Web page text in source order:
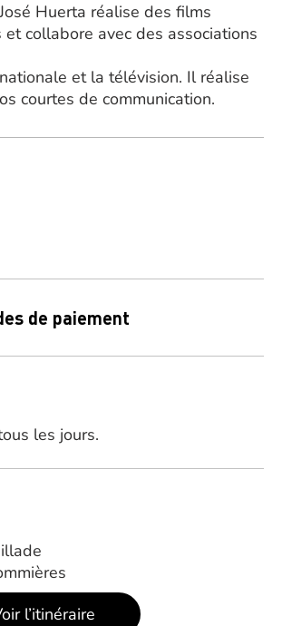
Huerta réalise des films
et collabore avec des associations
et la télévision. Il réalise
courtes de communication.
de paiement
les jours.
l’itinéraire